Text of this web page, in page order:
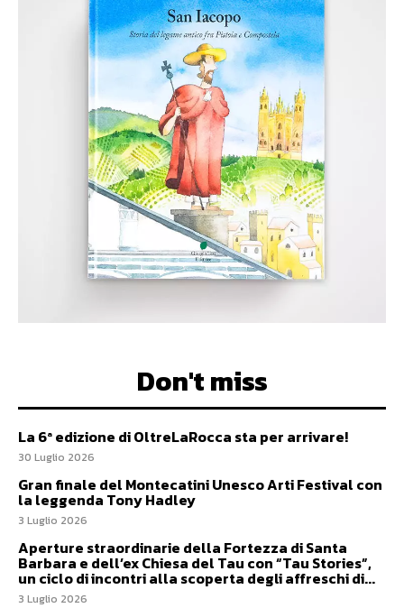
Don't miss
La 6ª edizione di OltreLaRocca sta per arrivare!
30 Luglio 2026
Gran finale del Montecatini Unesco Arti Festival con
la leggenda Tony Hadley
3 Luglio 2026
Aperture straordinarie della Fortezza di Santa
Barbara e dell’ex Chiesa del Tau con “Tau Stories”,
un ciclo di incontri alla scoperta degli affreschi di...
3 Luglio 2026